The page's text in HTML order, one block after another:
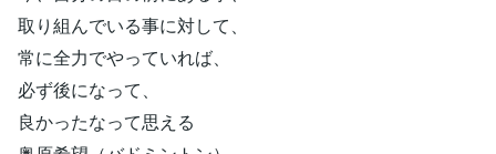
取り組んでいる事に対して、
常に全力でやっていれば、
必ず後になって、
良かったなって思える